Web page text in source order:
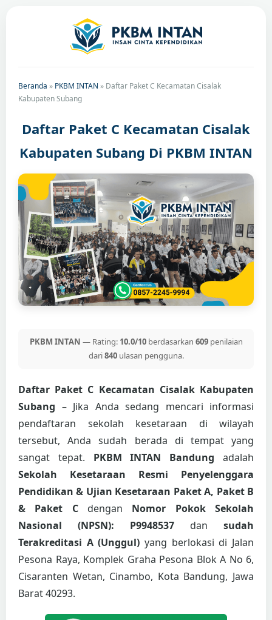
Beranda » PKBM INTAN » Daftar Paket C Kecamatan Cisalak
Kabupaten Subang
Daftar Paket C Kecamatan Cisalak
Kabupaten Subang Di PKBM INTAN
PKBM INTAN — Rating: 10.0/10berdasarkan 609penilaian
dari840ulasan pengguna.
Daftar Paket C Kecamatan Cisalak Kabupaten
Subang – Jika Anda sedang mencari informasi
pendaftaran sekolah kesetaraan di wilayah
tersebut, Anda sudah berada di tempat yang
sangat tepat. PKBM INTAN Bandung adalah
Sekolah Kesetaraan Resmi Penyelenggara
Pendidikan & Ujian Kesetaraan Paket A, Paket B
& Paket Cdengan Nomor Pokok Sekolah
Nasional (NPSN): P9948537 dan sudah
Terakreditasi A (Unggul) yang berlokasi di Jalan
Pesona Raya, Komplek Graha Pesona Blok A No 6,
Cisaranten Wetan, Cinambo, Kota Bandung, Jawa
Barat 40293.